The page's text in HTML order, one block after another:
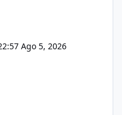
Ago 5, 2026